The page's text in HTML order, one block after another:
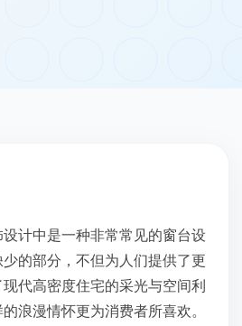
计中是一种非常常见的窗台设
的部分，不但为人们提供了更
代高密度住宅的采光与空间利
浪漫情怀更为消费者所喜欢。